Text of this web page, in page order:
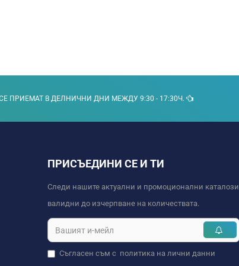
ПРИЕМАТ В ДЕЛНИЧНИ ДНИ МЕЖДУ 9:30 - 17:30Ч.
ПРИСЪЕДИНИ СЕ И ТИ
Следи нашите актуални и промоционални каталози
валидни до изчерпване на количествата.
Съгласен съм с политика на лични данни